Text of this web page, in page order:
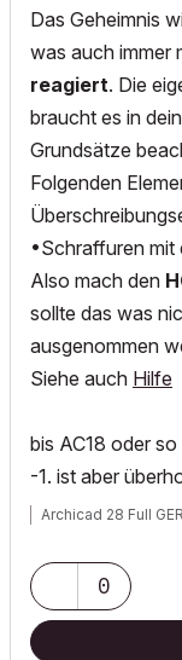
Das Geheimnis
was auch immer
reagiert. Die
braucht es in
Grundsätze
Folgenden
•Schraffuren mit
Also mach den
sollte das was
ausgenommen
Siehe auch Hilfe
bis AC18 oder
-1. ist aber
Archicad 28 Full
0